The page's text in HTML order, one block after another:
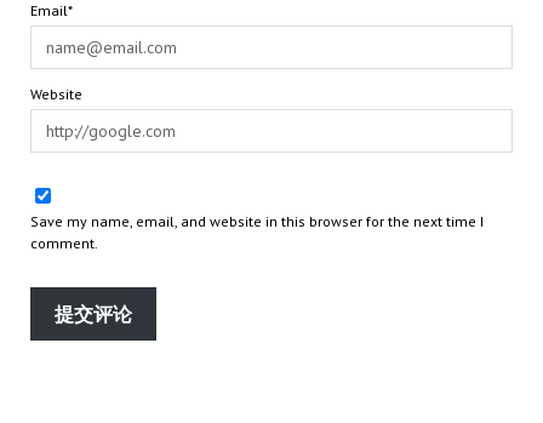
Email*
Website
Save my name, email, and website in this browser for the next time I
comment.